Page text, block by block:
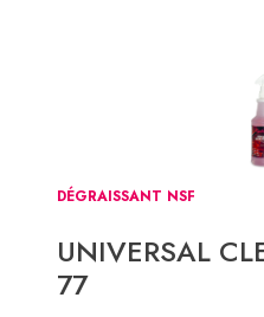
DÉGRAISSANT NSF
UNIVERSAL
77